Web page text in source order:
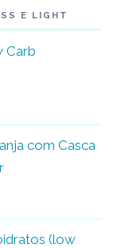
E LIGHT
Carb
com Casca
(low